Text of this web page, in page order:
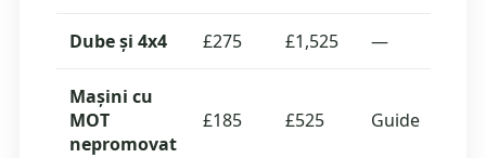
Dube și 4x4 £275 £1,525 —
Mașini cu
MOT
nepromovat
£185 £525 Guide